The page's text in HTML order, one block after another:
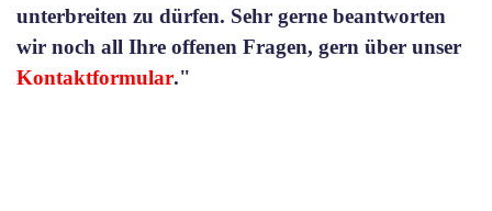
unterbreiten zu dürfen. Sehr gerne beantworten
wir noch all Ihre offenen Fragen, gern über unser
Kontaktformular."